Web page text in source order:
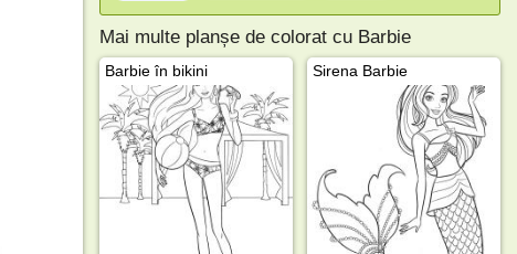
Mai multe planșe de colorat cu Barbie
Barbie în bikini Sirena Barbie